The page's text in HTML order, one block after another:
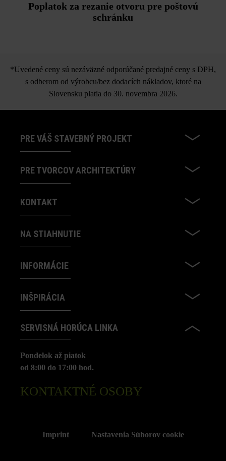
Poplatok za rezanie otvoru pre poštovú
schránku
*Uvedené ceny sú nezáväzné odporúčané predajné ceny s DPH,
s odberom od výrobcu/bez dodacích nákladov, ktoré na
Slovensku platia do 30. novembra 2026.
PRE VÁŠ STAVEBNÝ PROJEKT
PRE TVORCOV ARCHITEKTÚRY
KONTAKT
NA STIAHNUTIE
INFORMÁCIE
INŠPIRÁCIA
SERVISNÁ HORÚCA LINKA
Pondelok až piatok
od 8:00 do 17:00 hod.
KONTAKTNÉ OSOBY
Imprint Nastavenia Súborov cookie